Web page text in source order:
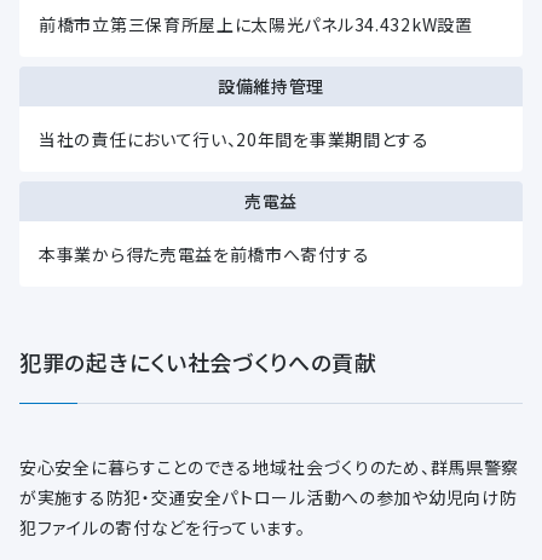
前橋市立第三保育所屋上に太陽光パネル34.432kW設置
設備維持管理
当社の責任において行い、20年間を事業期間とする
売電益
本事業から得た売電益を前橋市へ寄付する
犯罪の起きにくい社会づくりへの貢献
安心安全に暮らすことのできる地域社会づくりのため、群馬県警察
が実施する防犯・交通安全パトロール活動への参加や幼児向け防
犯ファイルの寄付などを行っています。